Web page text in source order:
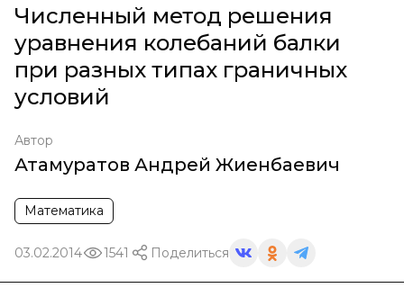
Численный метод решения
уравнения колебаний балки
при разных типах граничных
условий
Автор
Атамуратов Андрей Жиенбаевич
Математика
03.02.2014 1541 Поделиться